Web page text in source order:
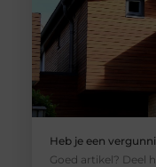
Heb je een
Goed artikel? Deel